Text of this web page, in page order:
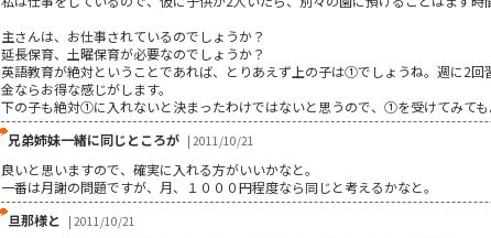
主さんは、お仕事されているのでしょうか？
延長保育、土曜保育が必要なのでしょうか？
英語教育が絶対ということであれば、とりあえず上の子は①でしょうね。週に2
金ならお得な感じがします。
下の子も絶対①に入れないと決まったわけではないと思うので、①を受けてみても
兄弟姉妹一緒に同じところが | 2011/10/21
良いと思いますので、確実に入れる方がいいかなと。
一番は月謝の問題ですが、月、１０００円程度なら同じと考えるかなと。
旦那様と
| 2011/10/21